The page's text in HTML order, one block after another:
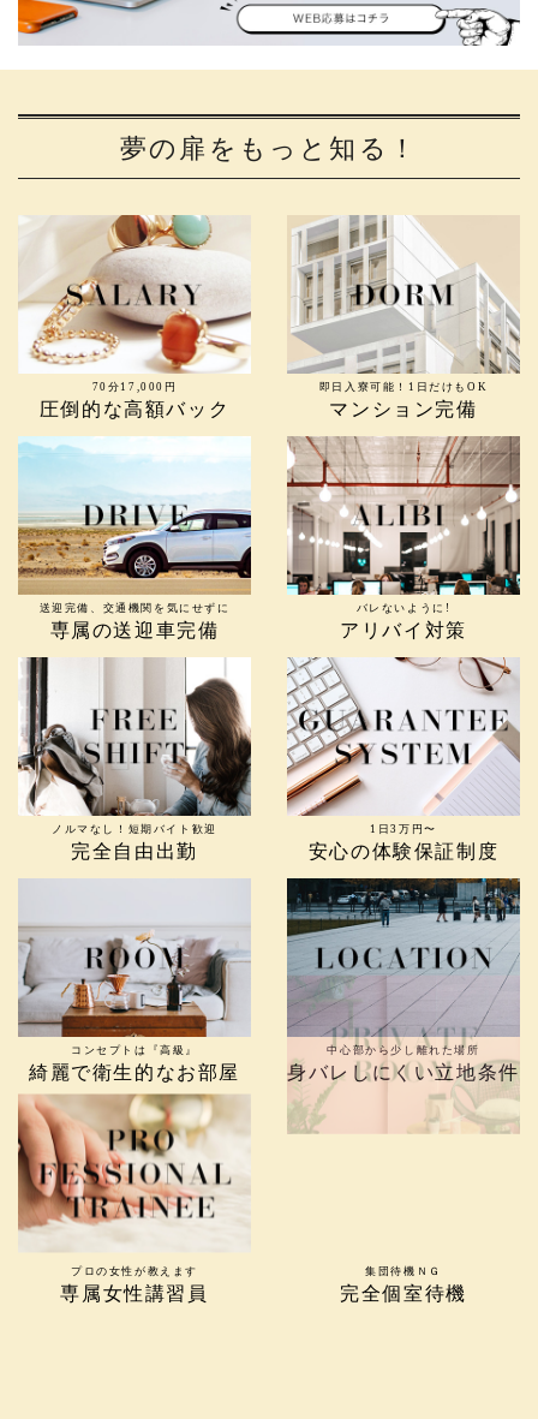
夢の扉をもっと知る！
70分17,000円
圧倒的な高額バック
即日入寮可能！1日だけもOK
マンション完備
送迎完備、交通機関を気にせずに
専属の送迎車完備
バレないように!
アリバイ対策
ノルマなし！短期バイト歓迎
完全自由出勤
1日3万円〜
安心の体験保証制度
コンセプトは『高級』
綺麗で衛生的なお部屋
中心部から少し離れた場所
身バレしにくい立地条件
プロの女性が教えます
専属女性講習員
集団待機ＮＧ
完全個室待機